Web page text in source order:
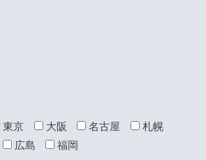
東京 大阪 名古屋
札幌
広島 福岡